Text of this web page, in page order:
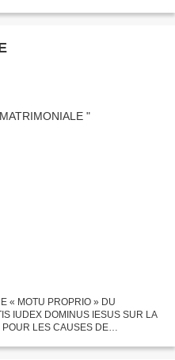
« MOTU PROPRIO » DU
IUDEX DOMINUS IESUS SUR LA
LES CAUSES DE